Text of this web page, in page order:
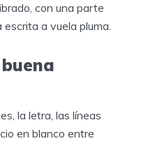
con una parte
a vuela pluma.
la letra, las líneas
en blanco entre